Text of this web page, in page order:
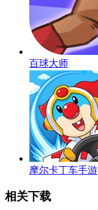
百球大师
摩尔卡丁车手游
相关下载